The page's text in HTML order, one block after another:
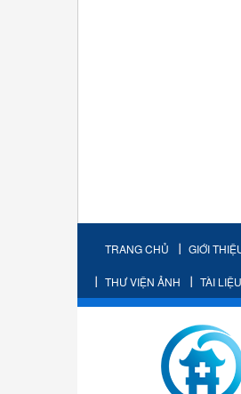
TRANG CHỦ GIỚI
THƯ VIỆN ẢNH TÀI